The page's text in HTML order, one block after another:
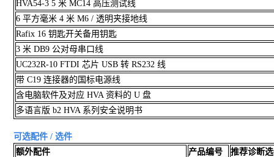
HVA54-3 5 米 MC14 高压测试线
6 平方毫米 4 米 M6 / 透明夹接地线
Rafix 16 钥匙开关备用钥匙
3 米 DB9 公对母串口线
UC232R-10 FTDI 芯片 USB 转 RS232 线
带 C19 连接器的国标电源线
含电脑软件及对应 HVA 资料的 U 盘
多语言版 b2 HVA 系列安全说明书
可选配件 / 选件
额外配件
产品编号
推荐诊断